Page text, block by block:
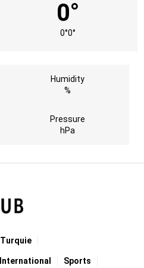
0°
0°0°
Humidity
%
Pressure
hPa
Turquie
International Sports